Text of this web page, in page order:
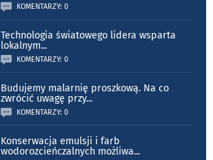
KOMENTARZY: 0
Technologia światowego lidera wsparta
lokalnym...
KOMENTARZY: 0
Budujemy malarnię proszkową. Na co
zwrócić uwagę przy...
KOMENTARZY: 0
Konserwacja emulsji i farb
wodorozcieńczalnych możliwa...